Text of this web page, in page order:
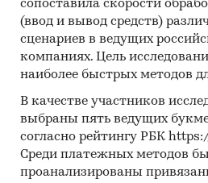
Инсайдерские
Специализированные
порталы
Категории: Россия
Сбор отходов
сопоставила скорости
(ввод и вывод средств)
сценариев в ведущих
компаниях. Цель
наиболее быстрых методов
В качестве участников
выбраны пять ведущих
согласно рейтингу РБК
Среди платежных методов
проанализированы